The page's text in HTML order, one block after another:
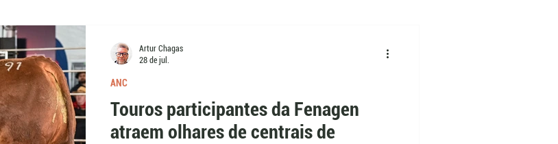
Touros participantes da Fenagen
atraem olhares de centrais de
ANC
Artur Chagas
28 de jul.